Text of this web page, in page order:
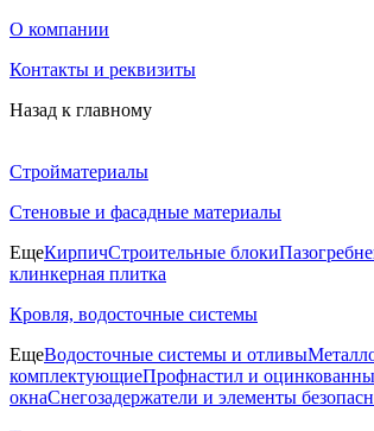
О компании
Контакты и реквизиты
Назад к главному
Стройматериалы
Стеновые и фасадные материалы
ЕщеКирпичСтроительные блоки
клинкерная плитка
Кровля, водосточные системы
ЕщеВодосточные системы и отливы
комплектующиеПрофнастил и
окнаСнегозадержатели и элементы